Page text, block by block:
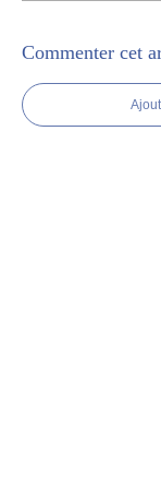
Commenter cet